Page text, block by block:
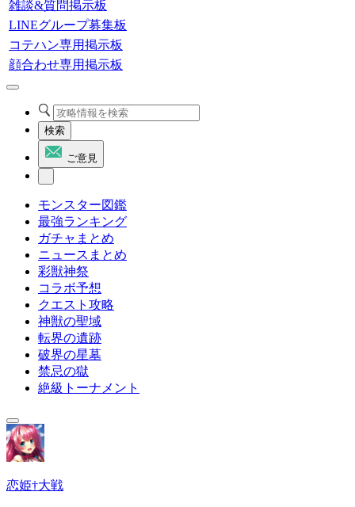
雑談&質問掲示板
LINEグループ募集板
コテハン専用掲示板
顔合わせ専用掲示板
検索
ご意見
モンスター図鑑
最強ランキング
ガチャまとめ
ニュースまとめ
彩獣神祭
コラボ予想
クエスト攻略
神獣の聖域
転界の遺跡
破界の星墓
禁忌の獄
絶級トーナメント
恋姫†大戦